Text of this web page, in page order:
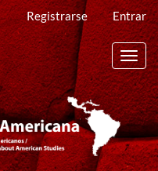
Registrarse Entrar